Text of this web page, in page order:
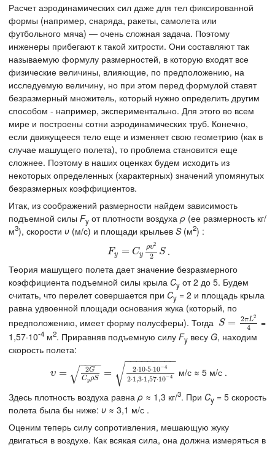
Расчет аэродинамических сил даже для тел фиксированной
формы (например, снаряда, ракеты, самолета или
футбольного мяча) — очень сложная задача. Поэтому
инженеры прибегают к такой хитрости. Они составляют так
называемую формулу размерностей, в которую входят все
физические величины, влияющие, по предположению, на
исследуемую величину, но при этом перед формулой ставят
безразмерный множитель, который нужно определить другим
способом - например, экспериментально. Для этого во всем
мире и построены сотни аэродинамических труб. Конечно,
если движущееся тело еще и изменяет свою геометрию (как в
случае машущего полета), то проблема становится еще
сложнее. Поэтому в наших оценках будем исходить из
некоторых определенных (характерных) значений упомянутых
безразмерных коэффициентов.
Итак, из соображений размерности найдем зависимость
подъемной силы Fy от плотности воздуха ρ (ее размерность кг/
м3), скорости υ (м/с) и площади крыльев S(м2) :
Fy = Cy
ρυ2
2 S
Fy= Cyρυ22S
.
Теория машущего полета дает значение безразмерного
коэффициента подъемной силы крыла Cy от 2 до 5. Будем
считать, что перелет совершается при Cy = 2 и площадь крыла
равна удвоенной площади основания жука (который, по
предположению, имеет форму полусферы). Тогда
S = 2πL2
4
S=2π L24 =
1,57·10-4 м2. Приравняв подъемную силу Fy весу G, находим
скорость полета:
υ = 2G
CyρS
− −
−−
√ = 2⋅10⋅5⋅10−4
2⋅1,3⋅1,57⋅10−4
− −
−−−−−−−
√
υ=2GCyρS=2 ⋅10 ⋅5⋅ 10−42⋅1,3⋅1,57⋅10− 4
м/с ≈ 5 м/с .
Здесь плотность воздуха равна ρ ≈ 1,3 кг/3. При Cy = 5 скорость
полета была бы ниже: υ ≈ 3,1 м/с .
Оценим теперь силу сопротивления, мешающую жуку
двигаться в воздухе. Как всякая сила, она должна измеряться в